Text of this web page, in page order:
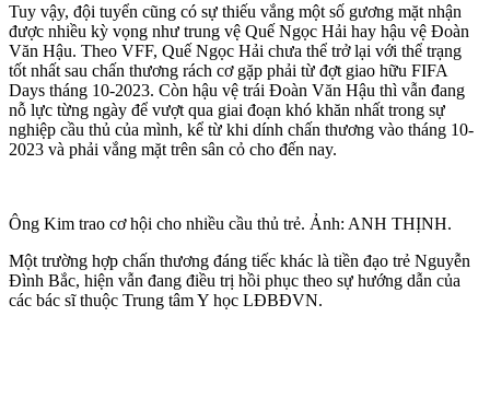
Tuy vậy, đội tuyển cũng có sự thiếu vắng một số gương mặt nhận
được nhiều kỳ vọng như trung vệ Quế Ngọc Hải hay hậu vệ Đoàn
Văn Hậu. Theo VFF, Quế Ngọc Hải chưa thể trở lại với thể trạng
tốt nhất sau chấn thương rách cơ gặp phải từ đợt giao hữu FIFA
Days tháng 10-2023. Còn hậu vệ trái Đoàn Văn Hậu thì vẫn đang
nỗ lực từng ngày để vượt qua giai đoạn khó khăn nhất trong sự
nghiệp cầu thủ của mình, kể từ khi dính chấn thương vào tháng 10-
2023 và phải vắng mặt trên sân cỏ cho đến nay.
Ông Kim trao cơ hội cho nhiều cầu thủ trẻ. Ảnh: ANH THỊNH.
Một trường hợp chấn thương đáng tiếc khác là tiền đạo trẻ Nguyễn
Đình Bắc, hiện vẫn đang điều trị hồi phục theo sự hướng dẫn của
các bác sĩ thuộc Trung tâm Y học LĐBĐVN.